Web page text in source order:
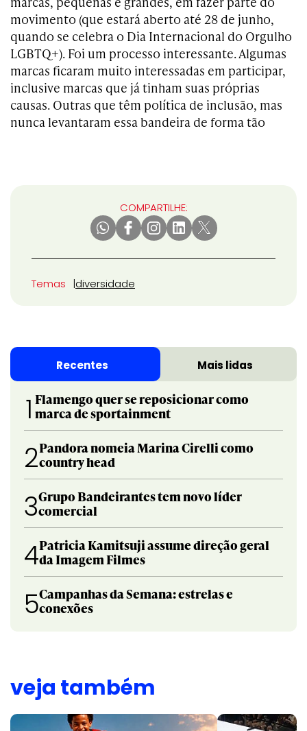
movimento (que estará aberto até 28 de junho,
quando se celebra o Dia Internacional do Orgulho
LGBTQ+). Foi um processo interessante. Algumas
marcas ficaram muito interessadas em participar,
inclusive marcas que já tinham suas próprias
causas. Outras que têm política de inclusão, mas
nunca levantaram essa bandeira de forma tão
COMPARTILHE:
Temas diversidade
Recentes Mais lidas
1 Flamengo quer se reposicionar como
marca de sportainment
2Pandora nomeia Marina Cirelli como
country head
3Grupo Bandeirantes tem novo líder
comercial
4Patricia Kamitsuji assume direção geral
da Imagem Filmes
5Campanhas da Semana: estrelas e
conexões
veja também